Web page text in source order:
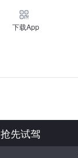
下载App
抢先试驾